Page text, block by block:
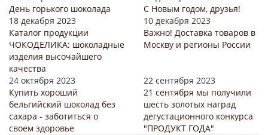
День горького шоколада
С Новым годом, друзья!
18 декабря 2023
Каталог продукции
ЧОКОДЕЛИКА: шоколадные
изделия высочайшего
качества
10 декабря 2023
Важно! Доставка товаров в
Москву и регионы России
24 октября 2023
Купить хороший
бельгийский шоколад без
сахара - заботиться о
своем здоровье
22 сентября 2023
21 сентября мы получили
шесть золотых наград
дегустационного конкурса
"ПРОДУКТ ГОДА"